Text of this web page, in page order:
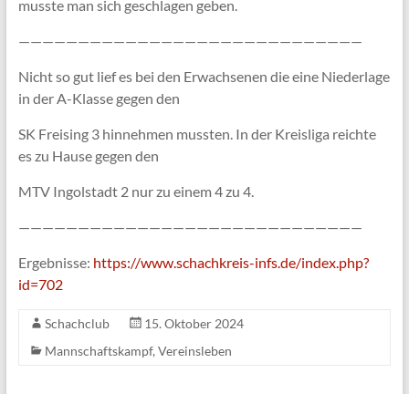
musste man sich geschlagen geben.
—————————————————————————————
Nicht so gut lief es bei den Erwachsenen die eine Niederlage
in der A-Klasse gegen den
SK Freising 3 hinnehmen mussten. In der Kreisliga reichte
es zu Hause gegen den
MTV Ingolstadt 2 nur zu einem 4 zu 4.
—————————————————————————————
Ergebnisse: https://www.schachkreis-infs.de/index.php?
id=702
Schachclub
15. Oktober 2024
Mannschaftskampf, Vereinsleben